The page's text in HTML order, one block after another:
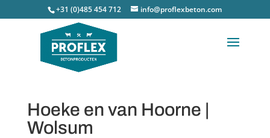
+31 (0)485 454 712 info@proflexbeton.com
Hoeke en van Hoorne |
Wolsum